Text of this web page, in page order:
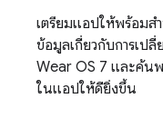
เตรียมแอปให้พร้อมส
ข้อมูลเกี่ยวกับการเป
Wear OS 7 และค้น
ในแอปให้ดียิ่งขึ้น